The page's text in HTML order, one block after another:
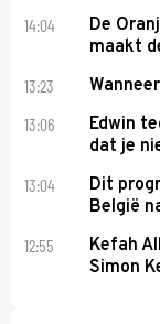
14:04
De
maakt
13:23
13:06
Edwin
dat je
13:04
Dit
België
12:55
Kefah
Simon